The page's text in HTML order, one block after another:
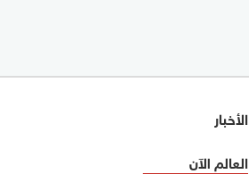
الأخبار
العالم الآن